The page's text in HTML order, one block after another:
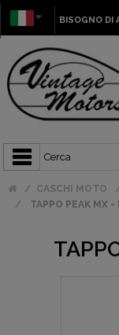
BISOGNO DI
CASCHI MOTO
TAPPO PEAK MX